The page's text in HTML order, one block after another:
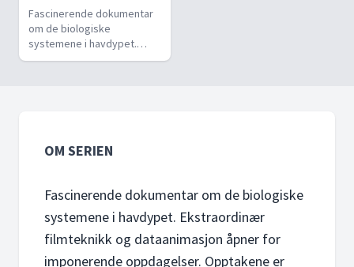
Fascinerende dokumentar
om de biologiske
systemene i havdypet.
Ekstraordinær filmteknikk
OM SERIEN
Fascinerende dokumentar om de biologiske
systemene i havdypet. Ekstraordinær
filmteknikk og dataanimasjon åpner for
imponerende oppdagelser. Opptakene er